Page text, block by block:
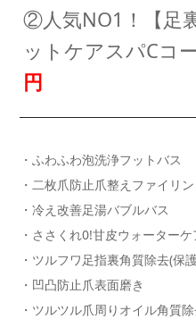
②人気NO1！【足
ットケアスパCコ
円
・ふわふわ泡洗浄フットバス
・二枚爪防止爪整えファイリン
・冷え改善足湯バブルバス
・ささくれ0!甘皮ウォーターケ
・ツルフワ足指裏角質除去(保
・凹凸防止爪表面磨き
・ツルツル爪周りオイル角質